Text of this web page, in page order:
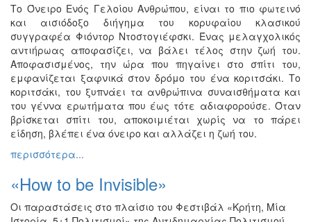
Το Όνειρο Ενός Γελοίου Ανθρώπου, είναι το πιο φωτεινό
και αισιόδοξο διήγημα του κορυφαίου κλασικού
συγγραφέα Φιόντορ Ντοστογιέφσκι. Ένας μελαγχολικός
αντιήρωας αποφασίζει, να βάλει τέλος στην ζωή του.
Αποφασισμένος, την ώρα που πηγαίνει στο σπίτι του,
εμφανίζεται ξαφνικά στον δρόμο του ένα κοριτσάκι. Το
κοριτσάκι, του ξυπνάει τα ανθρώπινα συναισθήματα και
του γέννα ερωτήματα που έως τότε αδιαφορούσε. Όταν
βρίσκεται σπίτι του, αποκοιμιέται χωρίς να το πάρει
είδηση, βλέπει ένα όνειρο και αλλάζει η ζωή του.
περισσότερα...
«How to be Invisible»
Οι παραστάσεις στο πλαίσιο του Φεστιβάλ «Κρήτη, Μία